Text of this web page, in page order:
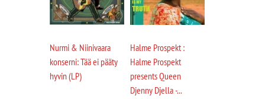
Nurmi & Niinivaara
konserni: Tää ei pääty
hyvin (LP)
Halme Prospekt :
Halme Prospekt
presents Queen
Djenny Djella -...